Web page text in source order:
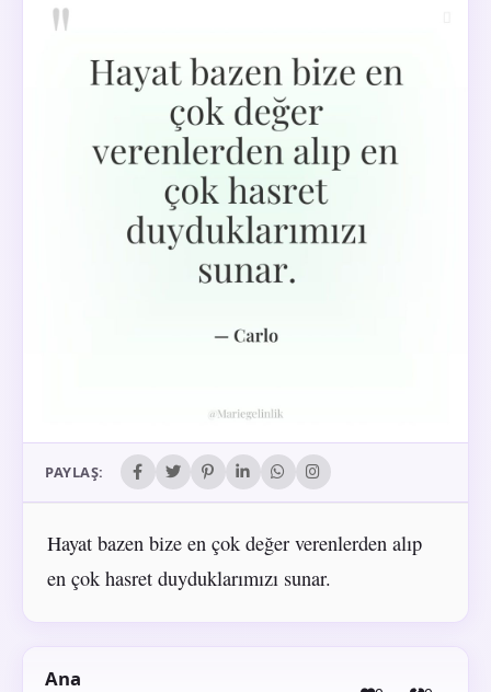
PAYLAŞ:
Hayat bazen bize en çok değer verenlerden alıp
en çok hasret duyduklarımızı sunar.
Ana